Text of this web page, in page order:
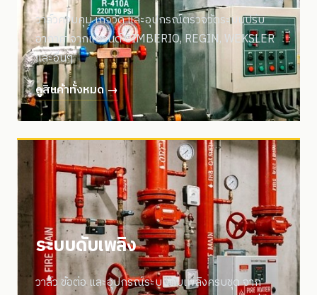
วาล์วควบคุม เกจวัด และอุปกรณ์ตรวจวัดระบบปรับ
อากาศ จากแบรนด์ CIMBERIO, REGIN, WEKSLER
และอื่นๆ
ดูสินค้าทั้งหมด →
ระบบดับเพลิง
วาล์ว ข้อต่อ และอุปกรณ์ระบบดับเพลิงครบชุด จาก